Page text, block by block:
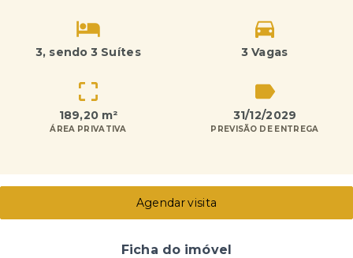
3, sendo 3 Suítes 3 Vagas
189,20 m²
ÁREA PRIVATIVA
31/12/2029
PREVISÃO DE ENTREGA
Agendar visita
Ficha do imóvel